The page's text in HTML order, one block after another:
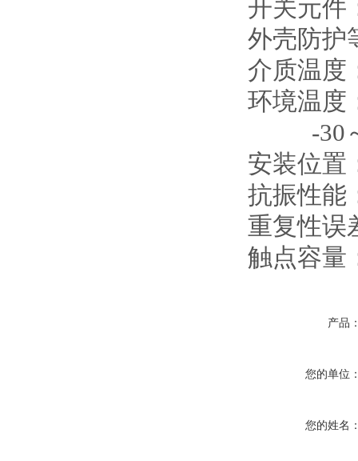
开关元件
外壳防护
介质温度
环境温度
-30
安装位置
抗振性能
重复性误
触点容
产品
您的单位
您的姓名